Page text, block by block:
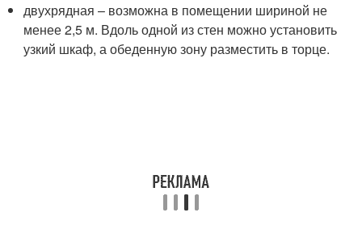
двухрядная – возможна в помещении шириной не
менее 2,5 м. Вдоль одной из стен можно установить
узкий шкаф, а обеденную зону разместить в торце.